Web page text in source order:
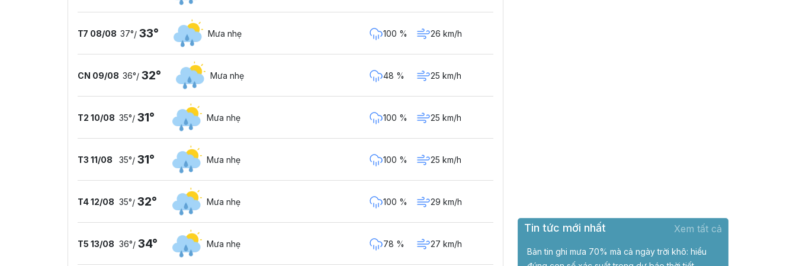
T7 08/08 37°/ 33° Mưa nhẹ 100 % 26 km/h
CN 09/08 36°/ 32° Mưa nhẹ 48 % 25 km/h
T2 10/08 35°/ 31° Mưa nhẹ 100 % 25 km/h
T3 11/08 35°/ 31° Mưa nhẹ 100 % 25 km/h
T4 12/08 35°/ 32° Mưa nhẹ 100 % 29 km/h
T5 13/08 36°/ 34° Mưa nhẹ 78 % 27 km/h
Tin tức mới nhất Xem tất cả
Bản tin ghi mưa 70% mà cả ngày trời khô: hiểu